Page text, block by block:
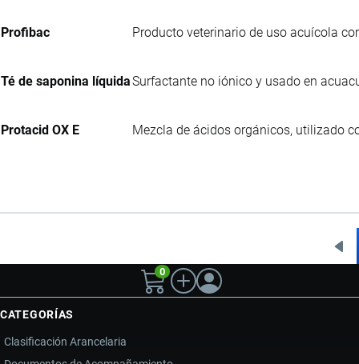
Profibac Producto veterinario de uso acuícola
Té de saponina líquidaSurfactante no iónico y usado en
Protacid OX E Mezcla de ácidos orgánicos, utilizado
0
CATEGORÍAS
Clasificación Arancelaria